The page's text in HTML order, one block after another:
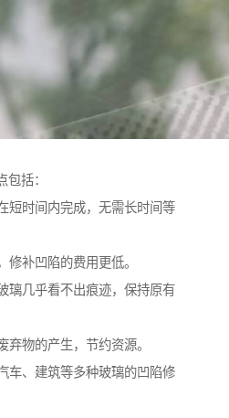
括：
短时间内完成，无需长时间等
修补凹陷的费用更低。
璃几乎看不出痕迹，保持原有
弃物的产生，节约资源。
车、建筑等多种玻璃的凹陷修